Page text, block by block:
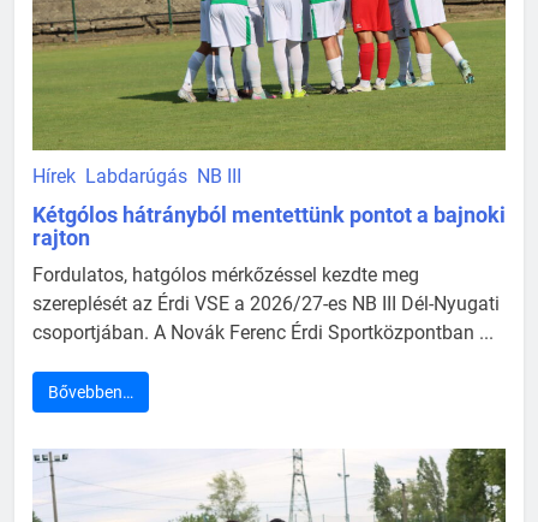
Hírek Labdarúgás NB III
Kétgólos hátrányból mentettünk pontot a bajnoki
rajton
Fordulatos, hatgólos mérkőzéssel kezdte meg
szereplését az Érdi VSE a 2026/27-es NB III Dél-Nyugati
csoportjában. A Novák Ferenc Érdi Sportközpontban ...
Bővebben…